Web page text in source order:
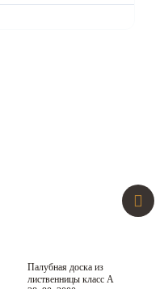
Класс A
Палубная доска из
лиственницы класс А